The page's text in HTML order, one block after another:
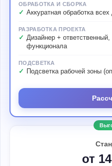
от
ОБРАБОТКА И СБОРКА
Аккуратная обработка
РАЗРАБОТКА ПРОЕКТА
Дизайнер + ответственный,
функционала
ПОДСВЕТКА
Подсветка рабочей зоны